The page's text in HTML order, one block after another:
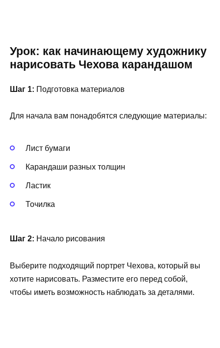
Урок: как начинающему художнику
нарисовать Чехова карандашом
Шаг 1: Подготовка материалов
Для начала вам понадобятся следующие материалы:
Лист бумаги
Карандаши разных толщин
Ластик
Точилка
Шаг 2: Начало рисования
Выберите подходящий портрет Чехова, который вы
хотите нарисовать. Разместите его перед собой,
чтобы иметь возможность наблюдать за деталями.